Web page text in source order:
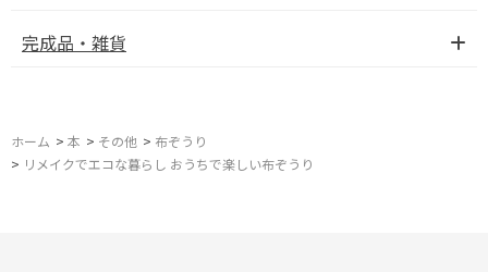
完成品・雑貨
ホーム > 本 > その他 > 布ぞうり
> リメイクでエコな暮らし おうちで楽しい布ぞうり